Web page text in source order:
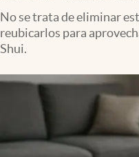
Infotechnology
Clima
Mundial 2026
Eventos Corporativos
No se trata de eliminar
reubicarlos para
Shui.